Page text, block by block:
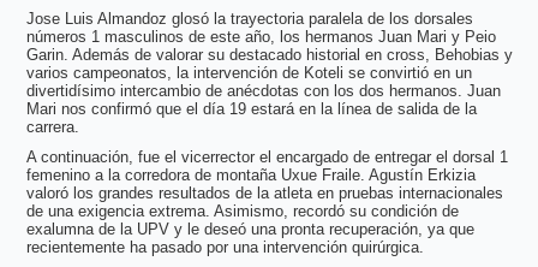
Jose Luis Almandoz glosó la trayectoria paralela de los dorsales
números 1 masculinos de este año, los hermanos Juan Mari y Peio
Garin. Además de valorar su destacado historial en cross, Behobias y
varios campeonatos, la intervención de Koteli se convirtió en un
divertidísimo intercambio de anécdotas con los dos hermanos. Juan
Mari nos confirmó que el día 19 estará en la línea de salida de la
carrera.
A continuación, fue el vicerrector el encargado de entregar el dorsal 1
femenino a la corredora de montaña Uxue Fraile. Agustín Erkizia
valoró los grandes resultados de la atleta en pruebas internacionales
de una exigencia extrema. Asimismo, recordó su condición de
exalumna de la UPV y le deseó una pronta recuperación, ya que
recientemente ha pasado por una intervención quirúrgica.